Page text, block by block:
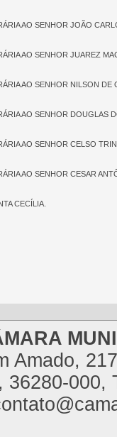
AO SENHOR JOÃO
AO SENHOR JUAREZ
AO SENHOR NILSON DE
AO SENHOR DOUGLAS
AO SENHOR CELSO
AO SENHOR CESAR
CECÍLIA.
Amado,
36280-000,